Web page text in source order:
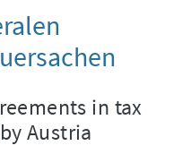
in tax
Austria